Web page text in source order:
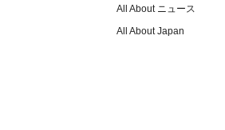
All About ニュース
All About Japan